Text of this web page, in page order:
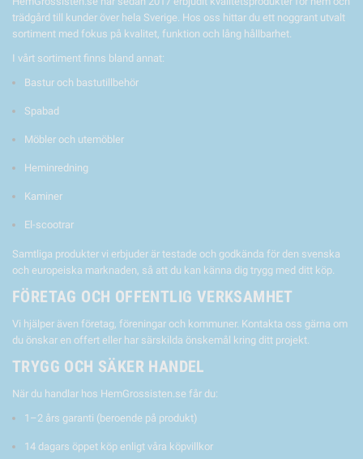
trädgård till kunder över hela Sverige. Hos oss hittar du ett noggrant utvalt
sortiment med fokus på kvalitet, funktion och lång hållbarhet.
I vårt sortiment finns bland annat:
Bastur och bastutillbehör
Spabad
Möbler och utemöbler
Heminredning
Kaminer
El-scootrar
Samtliga produkter vi erbjuder är testade och godkända för den svenska
och europeiska marknaden, så att du kan känna dig trygg med ditt köp.
FÖRETAG OCH OFFENTLIG VERKSAMHET
Vi hjälper även företag, föreningar och kommuner. Kontakta oss gärna om
du önskar en offert eller har särskilda önskemål kring ditt projekt.
TRYGG OCH SÄKER HANDEL
När du handlar hos HemGrossisten.se får du:
1–2 års garanti (beroende på produkt)
14 dagars öppet köp enligt våra köpvillkor